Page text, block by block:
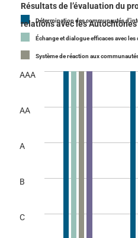
Résultats de l’évaluation du
relations avec les
Détermination des communautés
Échange et dialogue efficaces avec
Système de réaction aux
AAA
AA
A
B
C